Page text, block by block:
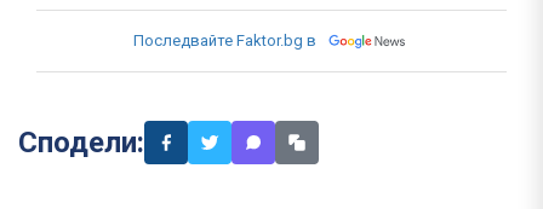
Последвайте Faktor.bg в
Сподели: